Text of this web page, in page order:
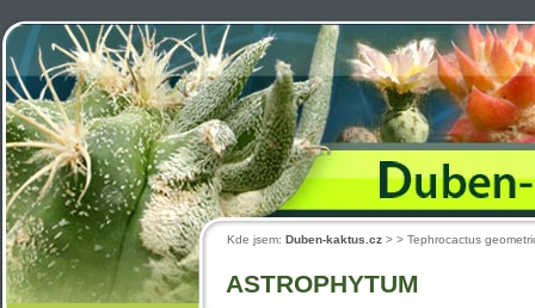
ASTROPHYTUM
Kde jsem: Duben-kaktus.cz > > Tephrocactus